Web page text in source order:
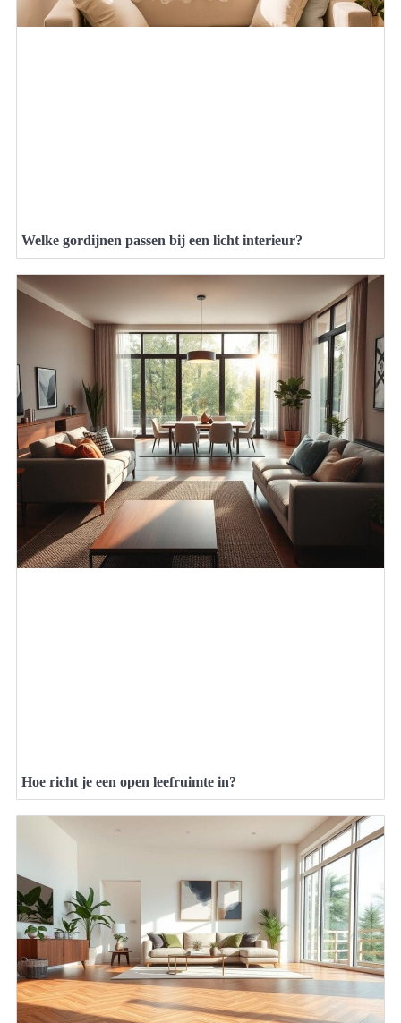
Welke gordijnen passen bij een licht interieur?
Hoe richt je een open leefruimte in?